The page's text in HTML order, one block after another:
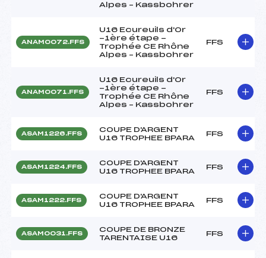
Alpes – Kassbohrer
ANAM0072.FFS
U16 Ecureuils d'Or
-1ère étape -
Trophée CE Rhône
Alpes – Kassbohrer
FFS
ANAM0071.FFS
U16 Ecureuils d'Or
-1ère étape -
Trophée CE Rhône
Alpes – Kassbohrer
FFS
ASAM1226.FFS
COUPE D'ARGENT
U16 TROPHEE BPARA
FFS
ASAM1224.FFS
COUPE D'ARGENT
U16 TROPHEE BPARA
FFS
ASAM1222.FFS
COUPE D'ARGENT
U16 TROPHEE BPARA
FFS
ASAM0031.FFS
COUPE DE BRONZE
TARENTAISE U16
FFS